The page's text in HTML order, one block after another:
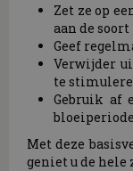
Zet ze op
aan de soort
Geef
Verwijder
te
Gebruik af
bloeiperiode
Met deze
geniet u de